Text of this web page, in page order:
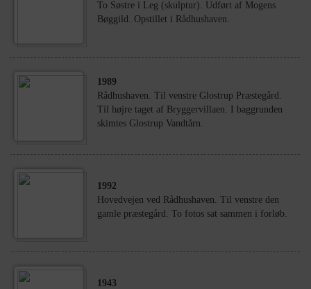
To Søstre i Leg (skulptur). Udført af Mogens
Bøggild. Opstillet i Rådhushaven.
1989
Rådhushaven. Til venstre Glostrup Præstegård.
Til højre taget af Bryggervillaen. I baggrunden
skimtes Glostrup Vandtårn.
1992
Hovedvejen ved Rådhushaven. Til venstre den
gamle præstegård. To fotos sat sammen i forløb.
1943